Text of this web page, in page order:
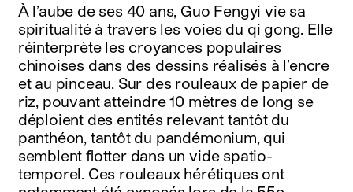
À l’aube de ses 40 ans, Guo Fengyi vie sa
spiritualité à travers les voies du qi gong. Elle
réinterprète les croyances populaires
chinoises dans des dessins réalisés à l’encre
et au pinceau. Sur des rouleaux de papier de
riz, pouvant atteindre 10 mètres de long se
déploient des entités relevant tantôt du
panthéon, tantôt du pandémonium, qui
semblent flotter dans un vide spatio-
temporel. Ces rouleaux hérétiques ont